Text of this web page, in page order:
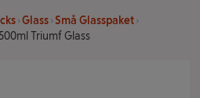
Glass Små Glasspaket
Triumf Glass